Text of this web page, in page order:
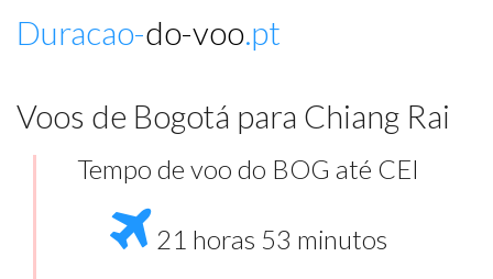
Duracao-do-voo.pt
Voos de Bogotá para Chiang Rai
Tempo de voo do BOG até CEI
21 horas 53 minutos